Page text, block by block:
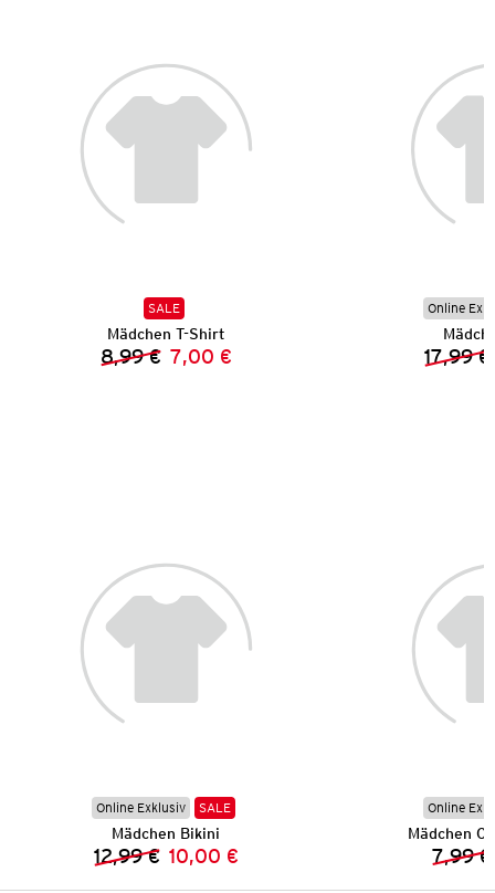
SALE
Mädchen T-Shirt
Vorheriger Preis:
8,99 € Neuer Preis:
7,00 €
Online
17,99 €
Online Exklusiv SALE
Mädchen Bikini
Vorheriger Preis:
12,99 € Neuer Preis:
10,00 €
Online
Mädchen
7,99 €